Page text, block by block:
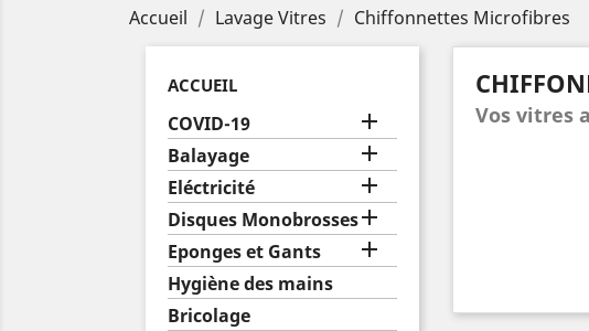
Accueil Lavage Vitres Chiffonnettes Microfibres
ACCUEIL
COVID-19 
Balayage 
Eléctricité 
Disques Monobrosses
Eponges et Gants 
Hygiène des mains
Bricolage
Vos vitres